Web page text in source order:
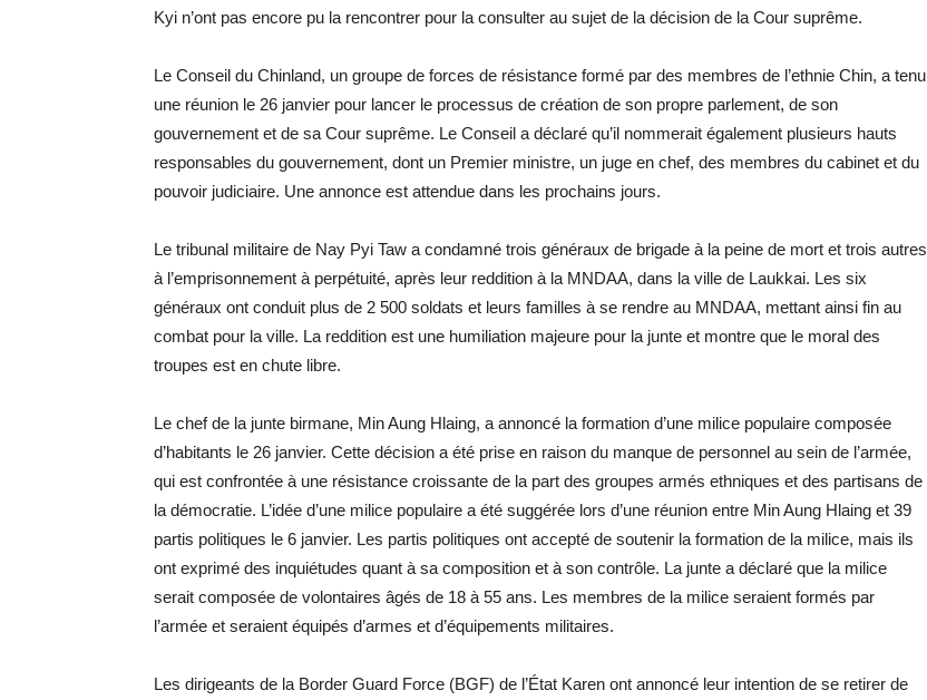
Kyi n’ont pas encore pu la rencontrer pour la consulter au sujet de la décision de la Cour suprême.
Le Conseil du Chinland, un groupe de forces de résistance formé par des membres de l’ethnie Chin, a tenu
une réunion le 26 janvier pour lancer le processus de création de son propre parlement, de son
gouvernement et de sa Cour suprême. Le Conseil a déclaré qu’il nommerait également plusieurs hauts
responsables du gouvernement, dont un Premier ministre, un juge en chef, des membres du cabinet et du
pouvoir judiciaire. Une annonce est attendue dans les prochains jours.
Le tribunal militaire de Nay Pyi Taw a condamné trois généraux de brigade à la peine de mort et trois autres
à l’emprisonnement à perpétuité, après leur reddition à la MNDAA, dans la ville de Laukkai. Les six
généraux ont conduit plus de 2 500 soldats et leurs familles à se rendre au MNDAA, mettant ainsi fin au
combat pour la ville. La reddition est une humiliation majeure pour la junte et montre que le moral des
troupes est en chute libre.
Le chef de la junte birmane, Min Aung Hlaing, a annoncé la formation d’une milice populaire composée
d’habitants le 26 janvier. Cette décision a été prise en raison du manque de personnel au sein de l’armée,
qui est confrontée à une résistance croissante de la part des groupes armés ethniques et des partisans de
la démocratie. L’idée d’une milice populaire a été suggérée lors d’une réunion entre Min Aung Hlaing et 39
partis politiques le 6 janvier. Les partis politiques ont accepté de soutenir la formation de la milice, mais ils
ont exprimé des inquiétudes quant à sa composition et à son contrôle. La junte a déclaré que la milice
serait composée de volontaires âgés de 18 à 55 ans. Les membres de la milice seraient formés par
l’armée et seraient équipés d’armes et d’équipements militaires.
Les dirigeants de la Border Guard Force (BGF) de l’État Karen ont annoncé leur intention de se retirer de